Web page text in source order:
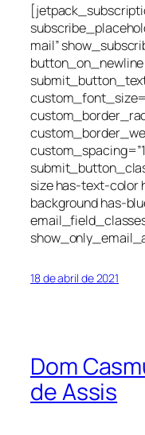
mail”
size has-text-color
background has-
18 de abril de 2021
Dom
de Assis